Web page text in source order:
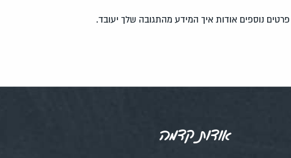
פרטים נוספים אודות איך המידע מהתגובה שלך יעובד.
אודות קדמה